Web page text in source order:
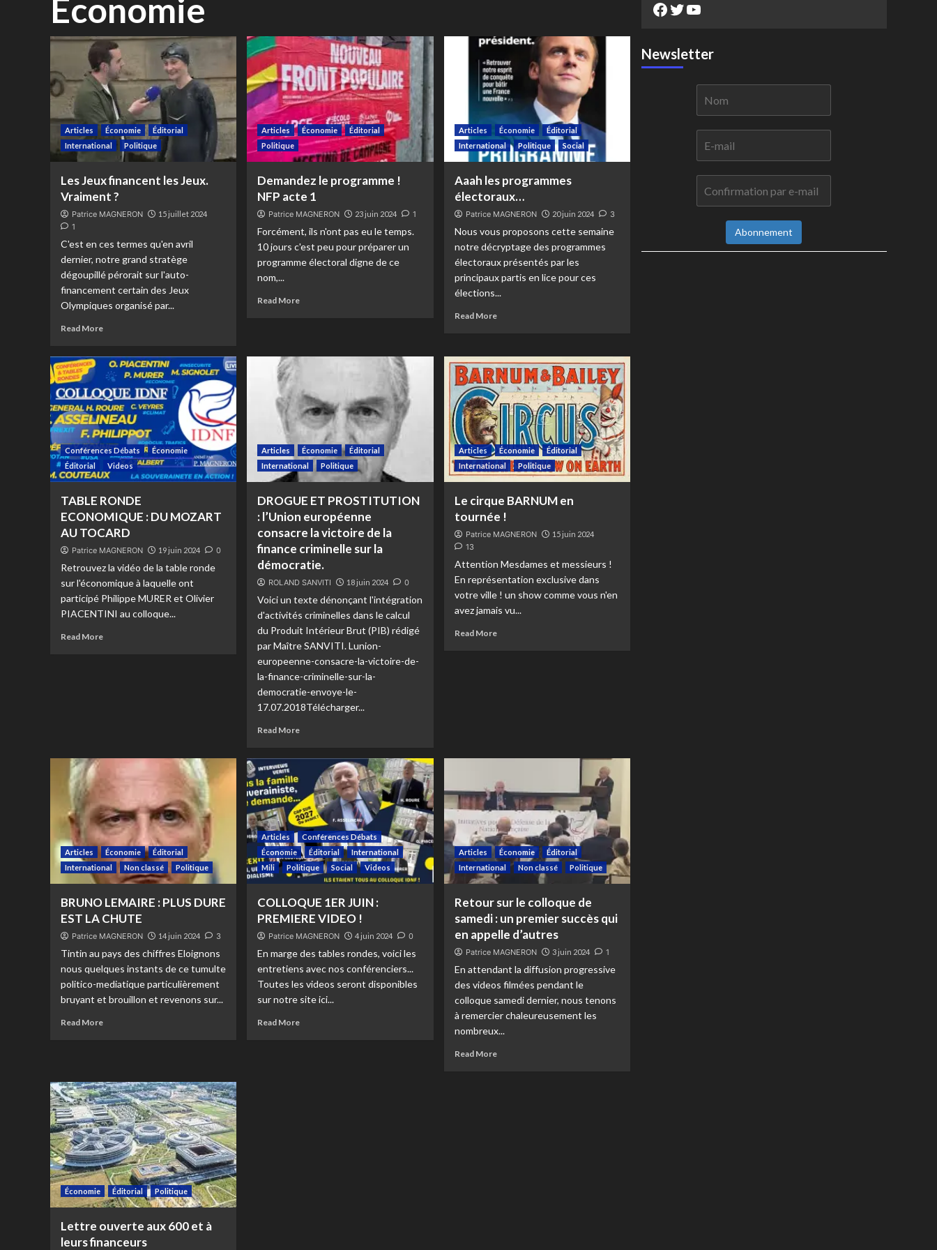
Économie
Articles Économie
Éditorial
International
Politique
Les Jeux financent les Jeux.
Vraiment ?
Patrice MAGNERON 15 juillet 2024
1
C'est en ces termes qu'en avril
dernier, notre grand stratège
dégoupillé pérorait sur l'auto-
financement certain des Jeux
Olympiques organisé par...
Read More
Articles Économie
Éditorial
Politique
Demandez le programme !
NFP acte 1
Patrice MAGNERON 23 juin 2024 1
Forcément, ils n'ont pas eu le temps.
10 jours c'est peu pour préparer un
programme électoral digne de ce
nom,...
Read More
Articles Économie
Éditorial
International
Politique Social
Aaah les programmes
électoraux…
Patrice MAGNERON 20 juin 2024 3
Nous vous proposons cette semaine
notre décryptage des programmes
électoraux présentés par les
principaux partis en lice pour ces
élections...
Read More
Conférences Débats
Économie
Éditorial
Videos
TABLE RONDE
ECONOMIQUE : DU MOZART
AU TOCARD
Patrice MAGNERON 19 juin 2024 0
Retrouvez la vidéo de la table ronde
sur l'économique à laquelle ont
participé Philippe MURER et Olivier
PIACENTINI au colloque...
Read More
Articles Économie
Éditorial
International
Politique
DROGUE ET PROSTITUTION
: l’Union européenne
consacre la victoire de la
finance criminelle sur la
démocratie.
ROLAND SANVITI 18 juin 2024 0
Voici un texte dénonçant l'intégration
d'activités criminelles dans le calcul
du Produit Intérieur Brut (PIB) rédigé
par Maître SANVITI. Lunion-
europeenne-consacre-la-victoire-de-
la-finance-criminelle-sur-la-
democratie-envoye-le-
17.07.2018Télécharger...
Read More
Articles Économie
Éditorial
International
Politique
Le cirque BARNUM en
tournée !
Patrice MAGNERON 15 juin 2024
13
Attention Mesdames et messieurs !
En représentation exclusive dans
votre ville ! un show comme vous n'en
avez jamais vu...
Read More
Articles Économie
Éditorial
International
Non classé Politique
BRUNO LEMAIRE : PLUS DURE
EST LA CHUTE
Patrice MAGNERON 14 juin 2024 3
Tintin au pays des chiffres Eloignons
nous quelques instants de ce tumulte
politico-mediatique particulièrement
bruyant et brouillon et revenons sur...
Read More
Articles
Conférences Débats
Économie
Éditorial
International
Mili
Politique Social Videos
COLLOQUE 1ER JUIN :
PREMIERE VIDEO !
Patrice MAGNERON 4 juin 2024 0
En marge des tables rondes, voici les
entretiens avec nos conférenciers...
Toutes les videos seront disponibles
sur notre site ici...
Read More
Articles Économie
Éditorial
International
Non classé Politique
Retour sur le colloque de
samedi : un premier succès qui
en appelle d’autres
Patrice MAGNERON 3 juin 2024 1
En attendant la diffusion progressive
des videos filmées pendant le
colloque samedi dernier, nous tenons
à remercier chaleureusement les
nombreux...
Read More
Économie Éditorial Politique
Lettre ouverte aux 600 et à
leurs financeurs
Facebook
Twitter
YouTube
Newsletter
Abonnement